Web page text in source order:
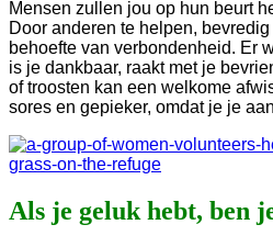
Mensen zullen jou op hun beurt
Door anderen te helpen,
behoefte van verbondenheid. Er
is je dankbaar, raakt met je
of troosten kan een welkome
sores en gepieker, omdat je je
Als je geluk hebt, ben